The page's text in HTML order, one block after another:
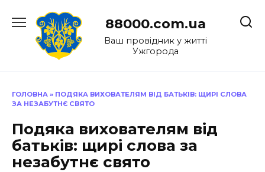
до
88000.com.ua
Ваш провідник у житті
Ужгорода
ГОЛОВНА » ПОДЯКА ВИХОВАТЕЛЯМ ВІД БАТЬКІВ: ЩИРІ СЛОВА
ЗА НЕЗАБУТНЄ СВЯТО
Подяка вихователям від
батьків: щирі слова за
незабутнє свято